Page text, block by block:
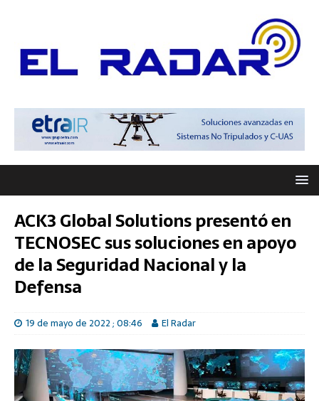
ACK3 Global Solutions presentó en
TECNOSEC sus soluciones en apoyo
de la Seguridad Nacional y la
Defensa
19 de mayo de 2022 ; 08:46 El Radar